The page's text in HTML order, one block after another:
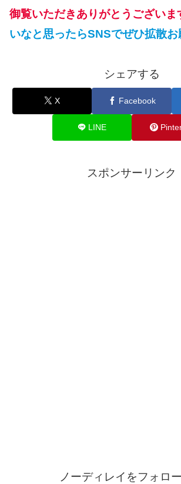
御覧いただきありがとうございま
いなと思ったらSNSでぜひ拡散お
シェアする
X Facebook
LINE
スポンサーリンク
ノーディレイをフォロ